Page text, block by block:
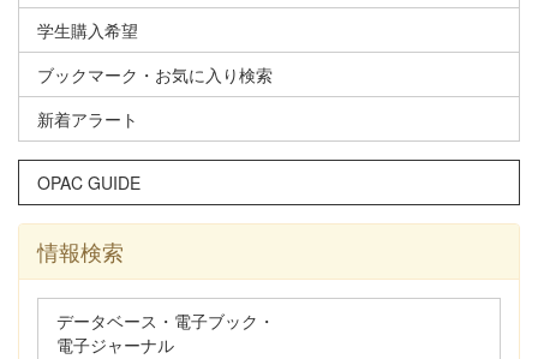
学生購入希望
ブックマーク・お気に入り検索
新着アラート
OPAC GUIDE
情報検索
データベース・電子ブック・
電子ジャーナル